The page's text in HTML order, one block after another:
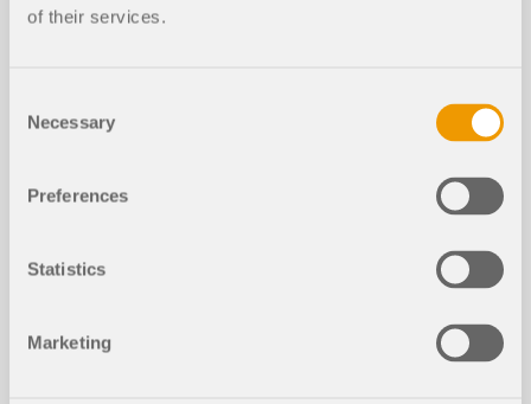
of their services.
Selection
Necessary
Preferences
Statistics
Marketing
Articles de la base de connaissance
câbles